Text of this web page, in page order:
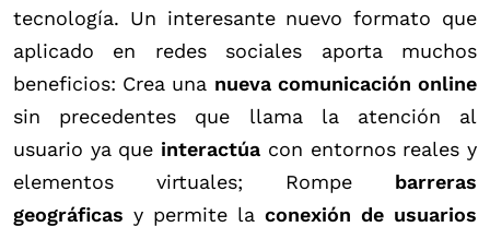
tecnología. Un interesante nuevo formato que
aplicado en redes sociales aporta muchos
beneficios: Crea una nueva comunicación online
sin precedentes que llama la atención al
usuario ya que interactúa con entornos reales y
elementos virtuales; Rompe barreras
geográficas y permite la conexión de usuarios